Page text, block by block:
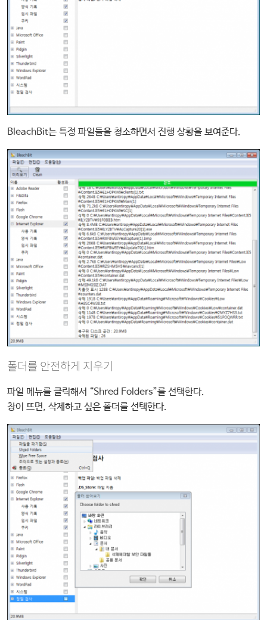
BleachBit는 특정 파일들을 청소하면서 진행 상황을 보여준다.
폴더를 안전하게 지우기
파일 메뉴를 클릭해서 “Shred Folders”를 선택한다.
창이 뜨면, 삭제하고 싶은 폴더를 선택한다.